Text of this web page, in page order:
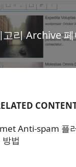
리 Archive
Anti-spam 플
법